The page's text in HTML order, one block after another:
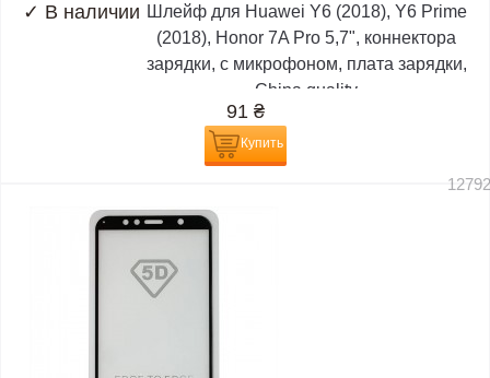
✓ В наличии Шлейф для Huawei Y6 (2018), Y6 Prime
(2018), Honor 7A Pro 5,7", коннектора
зарядки, с микрофоном, плата зарядки,
China quality
91 ₴
Купить